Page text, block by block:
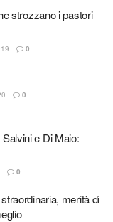
strozzano i pastori
0
0
e Di Maio:
0
merità di